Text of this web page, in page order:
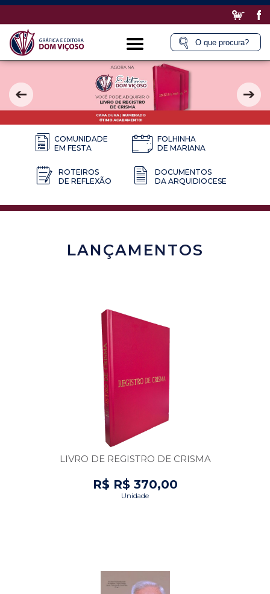
COMUNIDADE
EM FESTA
FOLHINHA
DE MARIANA
ROTEIROS
DE REFLEXÃO
DOCUMENTOS
DA ARQUIDIOCESE
LANÇAMENTOS
LIVRO DE REGISTRO DE CRISMA
R$ R$ 370,00
Unidade